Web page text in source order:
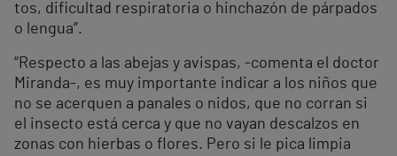
tos, dificultad respiratoria o hinchazón de párpados
o lengua”.
“Respecto a las abejas y avispas, -comenta el doctor
Miranda-, es muy importante indicar a los niños que
no se acerquen a panales o nidos, que no corran si
el insecto está cerca y que no vayan descalzos en
zonas con hierbas o flores. Pero si le pica limpia